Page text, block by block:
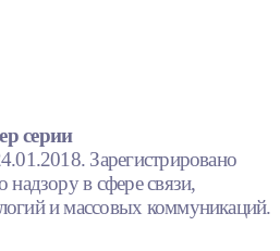
серии
Зарегистрировано
в сфере связи,
и массовых коммуникаций.